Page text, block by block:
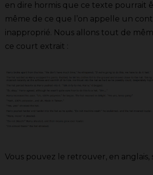
en dire hormis que ce texte pourrait
même de ce que l’on appelle un
inapproprié. Nous allons tout de
ce court extrait :
Vous pouvez le retrouver, en